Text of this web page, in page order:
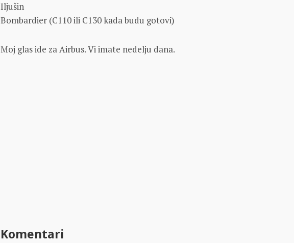
Iljušin
Bombardier (C110 ili C130 kada budu gotovi)
Moj glas ide za Airbus. Vi imate nedelju dana.
Komentari